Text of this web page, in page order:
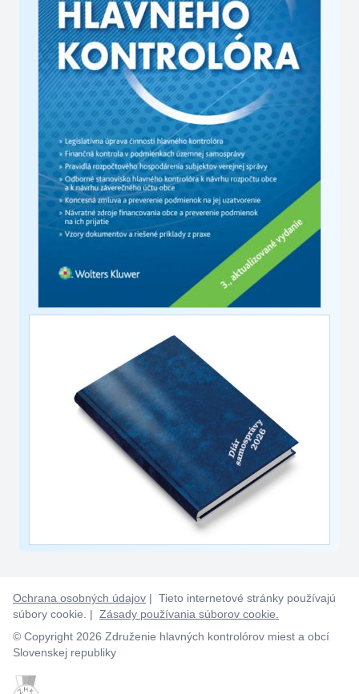
Ochrana osobných údajov | Tieto internetové stránky používajú
súbory cookie. | Zásady používania súborov cookie.
© Copyright 2026 Združenie hlavných kontrolórov miest a obcí
Slovenskej republiky